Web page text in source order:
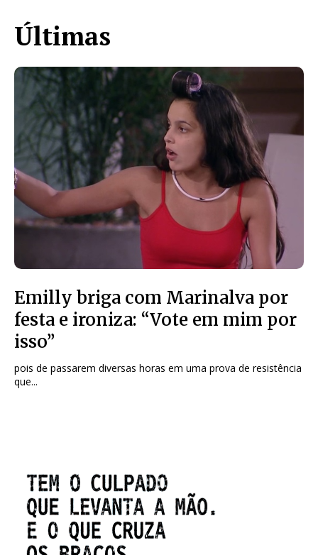
Últimas
Emilly briga com Marinalva por
festa e ironiza: “Vote em mim por
isso”
pois de passarem diversas horas em uma prova de resistência
que...